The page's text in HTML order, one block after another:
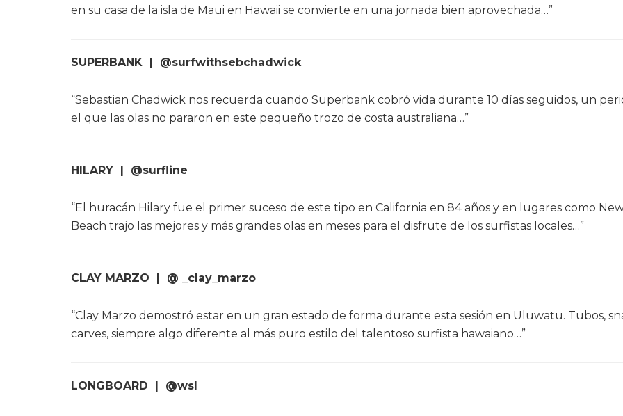
en su casa de la isla de Maui en Hawaii se convierte en una jornada bien aprovechada…”
SUPERBANK | @surfwithsebchadwick
“Sebastian Chadwick nos recuerda cuando Superbank cobró vida durante 10 días seguidos, un
el que las olas no pararon en este pequeño trozo de costa australiana…”
HILARY | @surfline
“El huracán Hilary fue el primer suceso de este tipo en California en 84 años y en lugares como
Beach trajo las mejores y más grandes olas en meses para el disfrute de los surfistas locales…”
CLAY MARZO | @ _clay_marzo
“Clay Marzo demostró estar en un gran estado de forma durante esta sesión en Uluwatu. Tubos,
carves, siempre algo diferente al más puro estilo del talentoso surfista hawaiano…”
LONGBOARD | @wsl